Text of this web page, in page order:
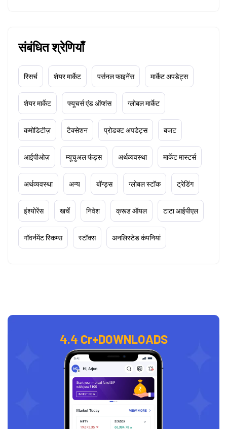
संबंधित श्रेणियाँ
रिसर्च शेयर मार्केट पर्सनल फाइनेंस मार्केट अपडेट्स
शेयर मार्केट फ्यूचर्स एंड ऑप्शंस ग्लोबल मार्केट
कमोडिटीज़ टैक्सेशन प्रोडक्ट अपडेट्स बजट
आईपीओज़ म्यूचुअल फंड्स अर्थव्यवस्था मार्केट मास्टर्स
अर्थव्यवस्था अन्य बॉन्ड्स ग्लोबल स्टॉक ट्रेडिंग
इंश्योरेंस खर्चे निवेश क्रूड ऑयल टाटा आईपीएल
गॉवर्नमेंट स्किम्स स्टॉक्स अनलिस्टेड कंपनियां
4.4 Cr+DOWNLOADS